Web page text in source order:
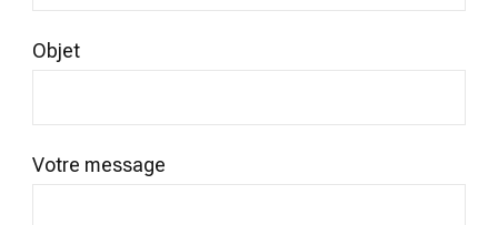
Objet
Votre message